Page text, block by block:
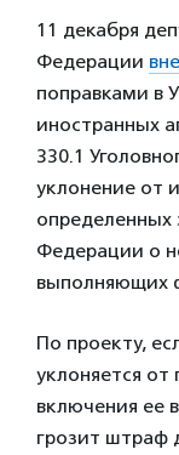
11 декабря
Федерации
поправками в
иностранных
330.1
уклонение от
определенных
Федерации о
выполняющих
По проекту,
уклоняется от
включения ее
грозит штраф